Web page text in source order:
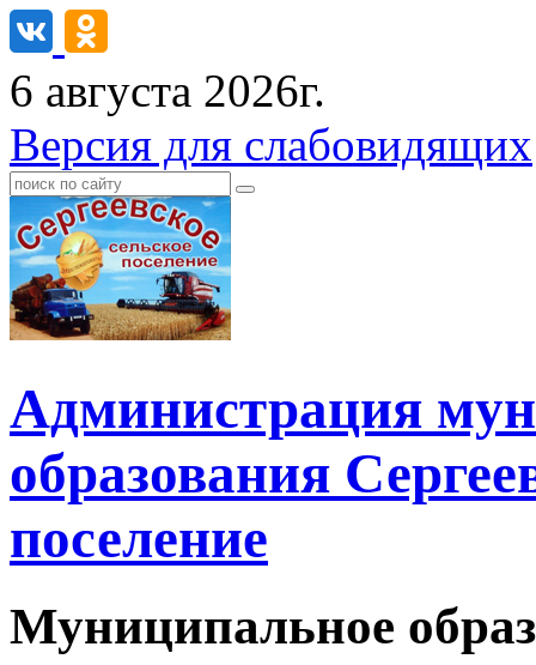
6 августа 2026г.
Версия для слабовидящих
Администрация
образования
поселение
Муниципальное